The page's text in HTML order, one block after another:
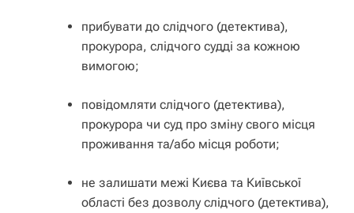
прибувати до слідчого (детектива),
прокурора, слідчого судді за кожною
вимогою;
повідомляти слідчого (детектива),
прокурора чи суд про зміну свого місця
проживання та/або місця роботи;
не залишати межі Києва та Київської
області без дозволу слідчого (детектива),